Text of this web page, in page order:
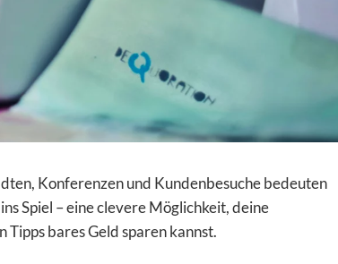
Konferenzen und Kundenbesuche bedeuten
Spiel – eine clevere Möglichkeit, deine
bares Geld sparen kannst.